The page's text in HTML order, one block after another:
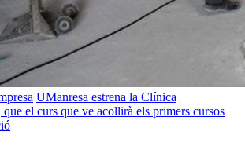
UManresa estrena la Clínica
el curs que ve acollirà els primers cursos